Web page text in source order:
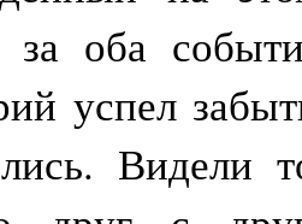
за оба
успел
Видели